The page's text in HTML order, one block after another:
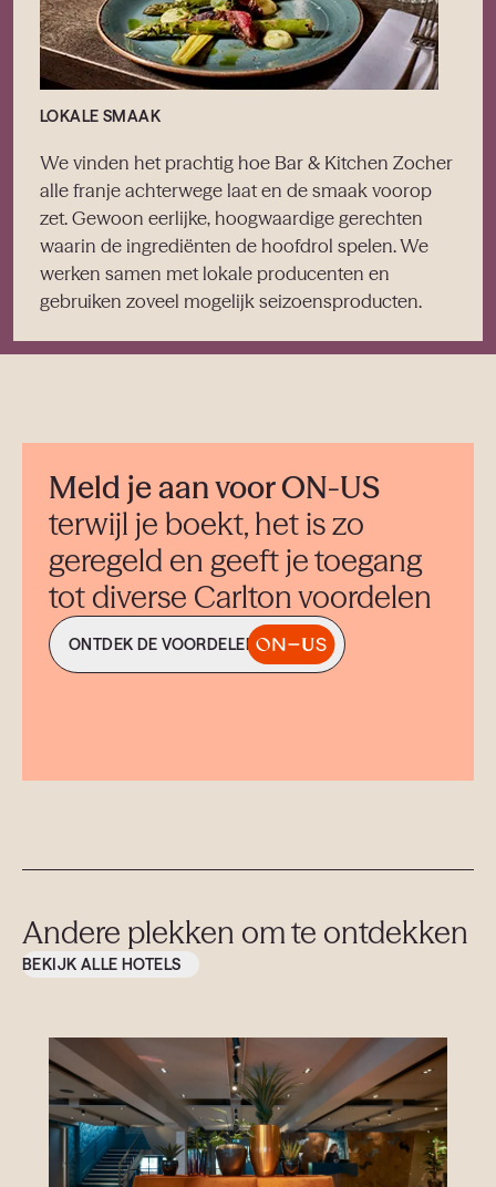
LOKALE SMAAK
We vinden het prachtig hoe Bar & Kitchen Zocher
alle franje achterwege laat en de smaak voorop
zet. Gewoon eerlijke, hoogwaardige gerechten
waarin de ingrediënten de hoofdrol spelen. We
werken samen met lokale producenten en
gebruiken zoveel mogelijk seizoensproducten.
Meld je aan voor ON-US
terwijl je boekt, het is zo
geregeld en geeft je toegang
tot diverse Carlton voordelen
ONTDEK DE VOORDELEN
Andere plekken om te ontdekken
BEKIJK ALLE HOTELS